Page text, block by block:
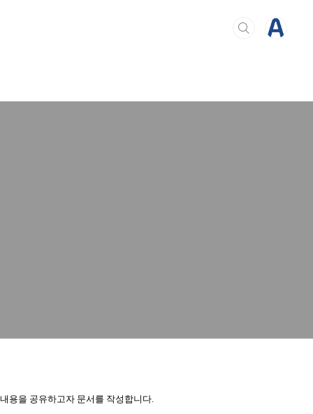
용을 공유하고자 문서를 작성합니다.